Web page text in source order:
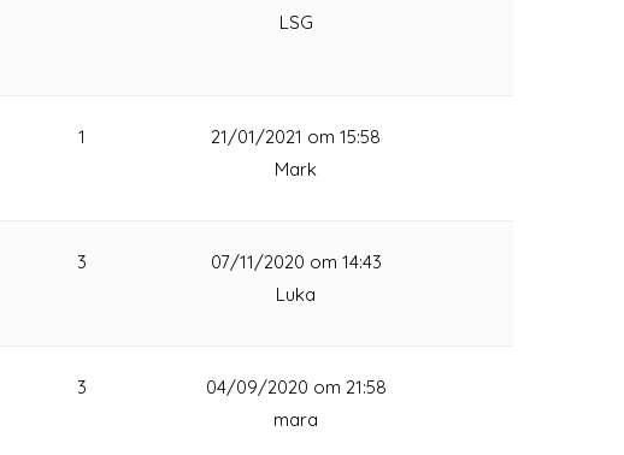
LSG
1
21/01/2021 om 15:58
Mark
3
07/11/2020 om 14:43
Luka
3
04/09/2020 om 21:58
mara